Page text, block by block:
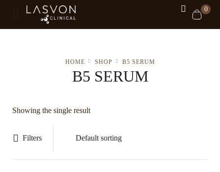
0
B5 SERUM
HOME SHOP B5 SERUM
Showing the single result
Filters